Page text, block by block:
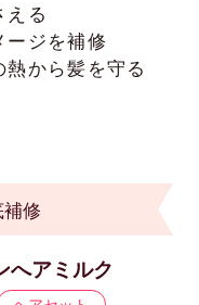
える
ージを補修
熱から髪を守る
修
へアミルク